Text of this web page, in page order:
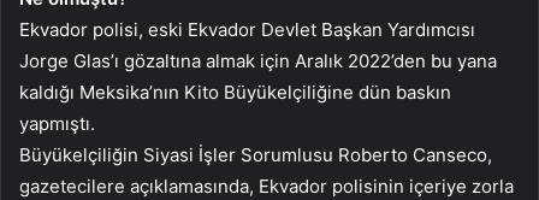
Ekvador polisi, eski Ekvador Devlet Başkan Yardımcısı
Jorge Glas’ı gözaltına almak için Aralık 2022’den bu yana
kaldığı Meksika’nın Kito Büyükelçiliğine dün baskın
yapmıştı.
Büyükelçiliğin Siyasi İşler Sorumlusu Roberto Canseco,
gazetecilere açıklamasında, Ekvador polisinin içeriye zorla